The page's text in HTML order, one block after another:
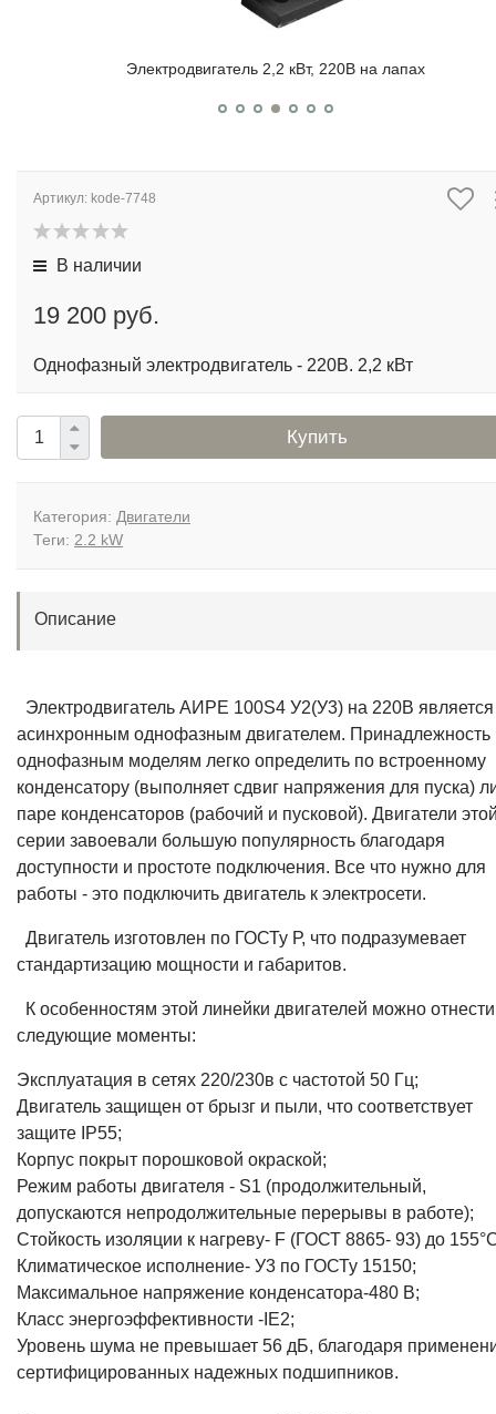
Электродвигатель 2,2 кВт, 220В на лапах
Артикул: kode-7748
В наличии
19 200 руб.
Однофазный электродвигатель - 220В. 2,2 кВт
Купить
Категория: Двигатели
Теги: 2.2 kW
Описание
Электродвигатель АИРЕ 100S4 У2(У3) на 220В является
асинхронным однофазным двигателем. Принадлежность
однофазным моделям легко определить по встроенному
конденсатору (выполняет сдвиг напряжения для пуска)
паре конденсаторов (рабочий и пусковой). Двигатели
серии завоевали большую популярность благодаря
доступности и простоте подключения. Все что нужно для
работы - это подключить двигатель к электросети.
Двигатель изготовлен по ГОСТу Р, что подразумевает
стандартизацию мощности и габаритов.
К особенностям этой линейки двигателей можно отнести
следующие моменты:
Эксплуатация в сетях 220/230в с частотой 50 Гц;
Двигатель защищен от брызг и пыли, что соответствует
защите IP55;
Корпус покрыт порошковой окраской;
Режим работы двигателя - S1 (продолжительный,
допускаются непродолжительные перерывы в работе);
Стойкость изоляции к нагреву- F (ГОСТ 8865- 93) до
Климатическое исполнение- У3 по ГОСТу 15150;
Максимальное напряжение конденсатора-480 В;
Класс энергоэффективности -IE2;
Уровень шума не превышает 56 дБ, благодаря
сертифицированных надежных подшипников.